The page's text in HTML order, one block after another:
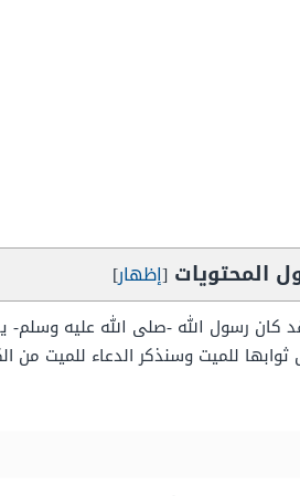
المحتويات [إظهار]
كان رسول الله -صلى الله عليه
للميت وسنذكر الدعاء للميت من